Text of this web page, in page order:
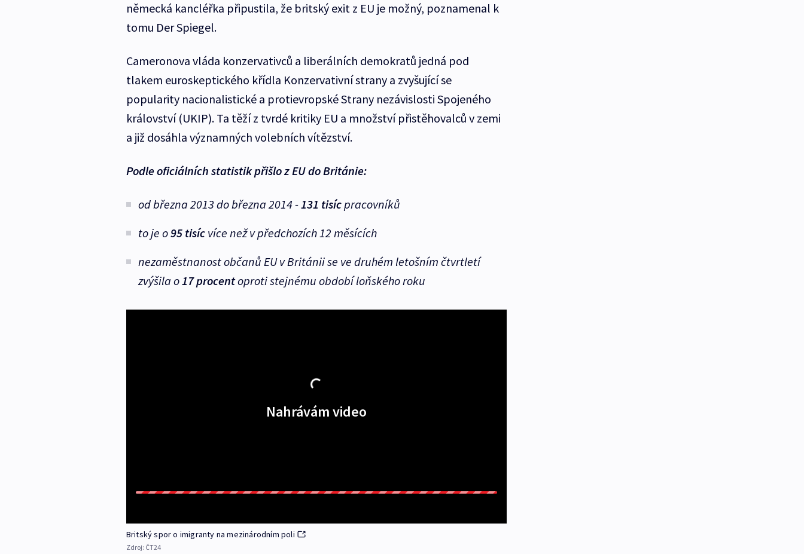
německá kancléřka připustila, že britský exit z EU je možný, poznamenal k
tomu Der Spiegel.
Cameronova vláda konzervativců a liberálních demokratů jedná pod
tlakem euroskeptického křídla Konzervativní strany a zvyšující se
popularity nacionalistické a protievropské Strany nezávislosti Spojeného
království (UKIP). Ta těží z tvrdé kritiky EU a množství přistěhovalců v zemi
a již dosáhla významných volebních vítězství.
Podle oficiálních statistik přišlo z EU do Británie:
od března 2013 do března 2014 -131 tisícpracovníků
to je o95 tisícvíce než v předchozích 12 měsících
nezaměstnanost občanů EU v Británii se ve druhém letošním čtvrtletí
zvýšila o17 procentoproti stejnému období loňského roku
Nahrávám video
Britský spor o imigranty na mezinárodním poli
Zdroj: ČT24